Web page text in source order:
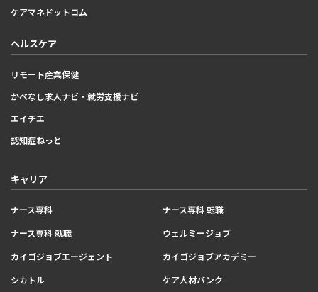
ケアマネドットコム
ヘルスケア
リモート産業保健
かべなし求人ナビ・就労支援ナビ
エイチエ
認知症ねっと
キャリア
ナース専科
ナース専科 転職
ナース専科 就職
ウェルミージョブ
カイゴジョブエージェント
カイゴジョブアカデミー
シカトル
ケア人材バンク